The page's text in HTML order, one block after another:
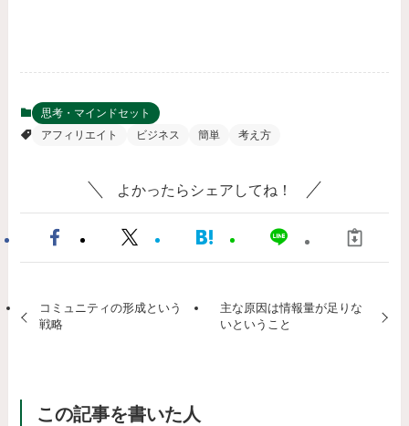
思考・マインドセット
アフィリエイト
ビジネス 簡単 考え方
よかったらシェアしてね！
コミュニティの形成という
戦略
主な原因は情報量が足りな
いということ
この記事を書いた人